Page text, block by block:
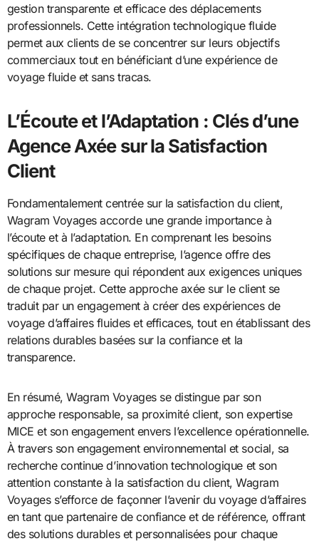
gestion transparente et efficace des déplacements
professionnels. Cette intégration technologique fluide
permet aux clients de se concentrer sur leurs objectifs
commerciaux tout en bénéficiant d’une expérience de
voyage fluide et sans tracas.
L’Écoute et l’Adaptation : Clés d’une
Agence Axée sur la Satisfaction
Client
Fondamentalement centrée sur la satisfaction du client,
Wagram Voyages accorde une grande importance à
l’écoute et à l’adaptation. En comprenant les besoins
spécifiques de chaque entreprise, l’agence offre des
solutions sur mesure qui répondent aux exigences uniques
de chaque projet. Cette approche axée sur le client se
traduit par un engagement à créer des expériences de
voyage d’affaires fluides et efficaces, tout en établissant des
relations durables basées sur la confiance et la
transparence.
En résumé, Wagram Voyages se distingue par son
approche responsable, sa proximité client, son expertise
MICE et son engagement envers l’excellence opérationnelle.
À travers son engagement environnemental et social, sa
recherche continue d’innovation technologique et son
attention constante à la satisfaction du client, Wagram
Voyages s’efforce de façonner l’avenir du voyage d’affaires
en tant que partenaire de confiance et de référence, offrant
des solutions durables et personnalisées pour chaque